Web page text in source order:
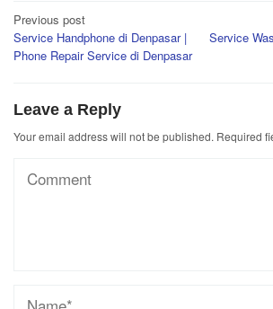
Post
navigation
Previous post
Service Handphone di Denpasar |
Phone Repair Service di Denpasar
Service
Leave a Reply
Your email address will not be published. Required